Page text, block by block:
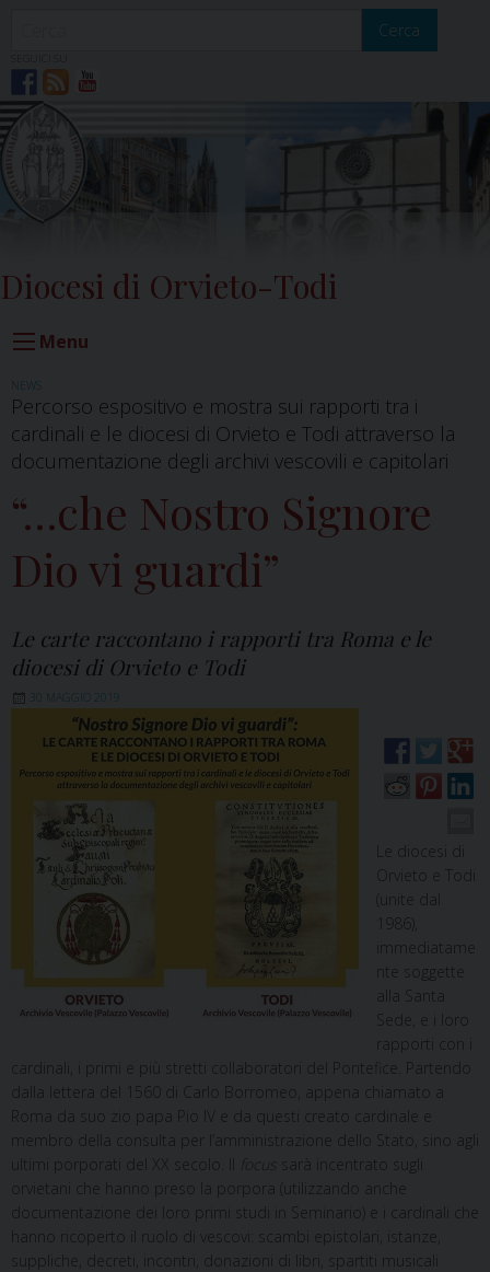
Cerca
Diocesi di Orvieto-Todi
Menu
NEWS
Percorso espositivo e mostra sui rapporti tra i
cardinali e le diocesi di Orvieto e Todi attraverso la
documentazione degli archivi vescovili e capitolari
“…che Nostro Signore
Dio vi guardi”
Le carte raccontano i rapporti tra Roma e le
diocesi di Orvieto e Todi
30 MAGGIO 2019
Le diocesi di
Orvieto e Todi
(unite dal
1986),
immediatame
nte soggette
alla Santa
Sede, e i loro
rapporti con i
cardinali, i primi e più stretti collaboratori del Pontefice. Partendo
dalla lettera del 1560 di Carlo Borromeo, appena chiamato a
Roma da suo zio papa Pio IV e da questi creato cardinale e
membro della consulta per l’amministrazione dello Stato, sino agli
ultimi porporati del XX secolo. Il
sarà incentrato sugli
orvietani che hanno preso la porpora (utilizzando anche
documentazione dei loro primi studi in Seminario) e i cardinali che
hanno ricoperto il ruolo di vescovi: scambi epistolari, istanze,
suppliche, decreti, incontri, donazioni di libri, spartiti musicali